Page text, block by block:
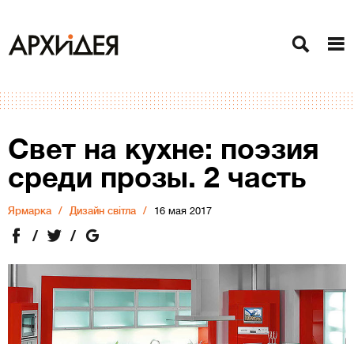
Свет на кухне: поэзия
среди прозы. 2 часть
Ярмарка Дизайн світла 16 мая 2017